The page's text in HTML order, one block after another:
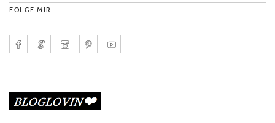
FOLGE MIR